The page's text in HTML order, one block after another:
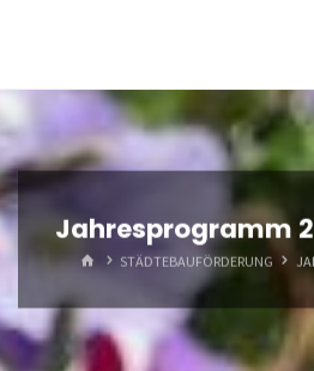
Jahresprogramm
START
STÄDTEBAUFÖRDERUNG